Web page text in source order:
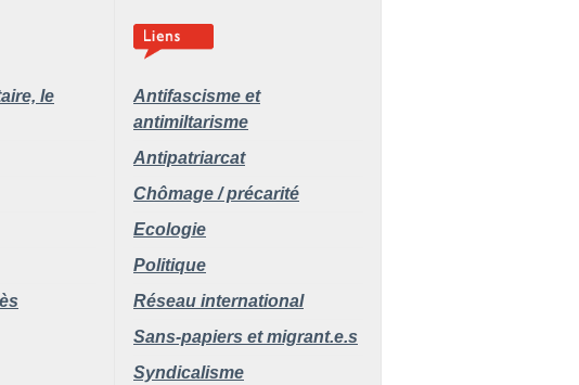
le
Antifascisme et
antimiltarisme
Antipatriarcat
Chômage / précarité
Ecologie
Politique
Réseau international
Sans-papiers et migrant.e.s
Syndicalisme